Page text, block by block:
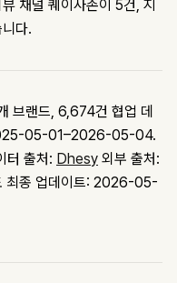
채널 퀘이사존이 5건, 지
다.
브랜드, 6,674건 협업 데
05-01–2026-05-04.
터 출처: Dhesy 외부 출처:
최종 업데이트: 2026-05-